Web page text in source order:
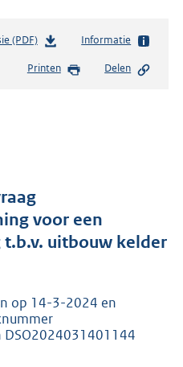
(PDF)b
s
o
t
0
5
Informatie
Printen Delen
voor een
uitbouw kelder
op 14-3-2024 en